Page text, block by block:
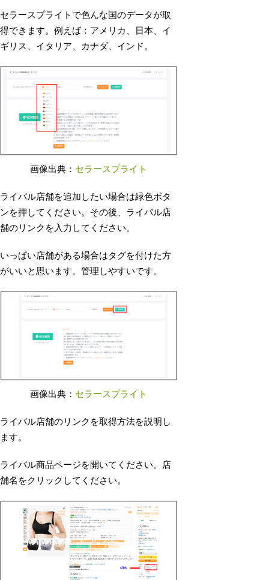
セラースプライトで色んな国のデータが取
得できます。例えば：アメリカ、日本、イ
ギリス、イタリア、カナダ、インド。
画像出典： セラースプライト
ライバル店舗を追加したい場合は緑色ボタ
ンを押してください。その後、ライバル店
舗のリンクを入力してください。
いっぱい店舗がある場合はタグを付けた方
がいいと思います。管理しやすいです。
画像出典： セラースプライト
ライバル店舗のリンクを取得方法を説明し
ます。
ライバル商品ページを開いてください。店
舗名をクリックしてください。